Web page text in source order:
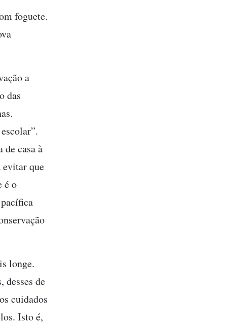
foguete.
a
das
de casa à
evitar que
é o
longe.
desses de
cuidados
Isto é,